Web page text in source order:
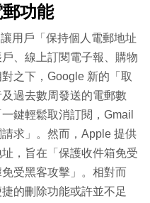
功能
用戶「保持個人電郵地址
、線上訂閱電子報、購物
之下，Google 新的「取
過去數周發送的電郵數
鍵輕鬆取消訂閱，Gmail
求」。然而，Apple 提供
，旨在「保護收件箱免受
受黑客攻擊」。相對而
的刪除功能或許並不足